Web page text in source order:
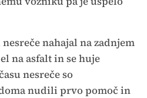
nahajal na zadnjem
na asfalt in se huje
nesreče so
nudili prvo pomoč in